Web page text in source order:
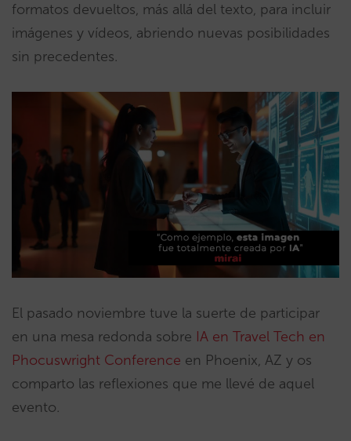
formatos devueltos, más allá del texto, para incluir
imágenes y vídeos, abriendo nuevas posibilidades
sin precedentes.
El pasado noviembre tuve la suerte de participar
en una mesa redonda sobre IA en Travel Tech en
Phocuswright Conference en Phoenix, AZ y os
comparto las reflexiones que me llevé de aquel
evento.